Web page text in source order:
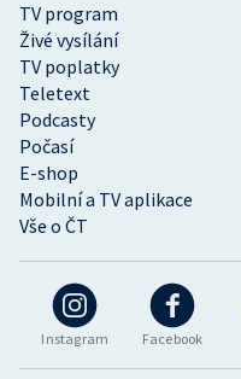
Instagram Facebook
TV program
Živé vysílání
TV poplatky
Teletext
Podcasty
Počasí
E-shop
Mobilní a TV aplikace
Vše o ČT